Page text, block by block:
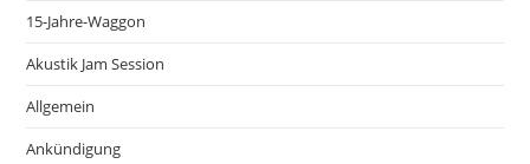
15-Jahre-Waggon
Akustik Jam Session
Allgemein
Ankündigung